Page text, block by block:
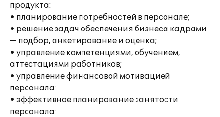
продукта:
• планирование потребностей в персонале;
• решение задач обеспечения бизнеса кадрами
— подбор, анкетирование и оценка;
• управление компетенциями, обучением,
аттестациями работников;
• управление финансовой мотивацией
персонала;
• эффективное планирование занятости
персонала;